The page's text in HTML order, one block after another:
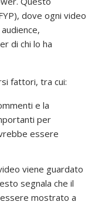
dove ogni video
di chi lo ha
fattori, tra cui:
e la
per
essere
viene guardato
segnala che il
mostrato a